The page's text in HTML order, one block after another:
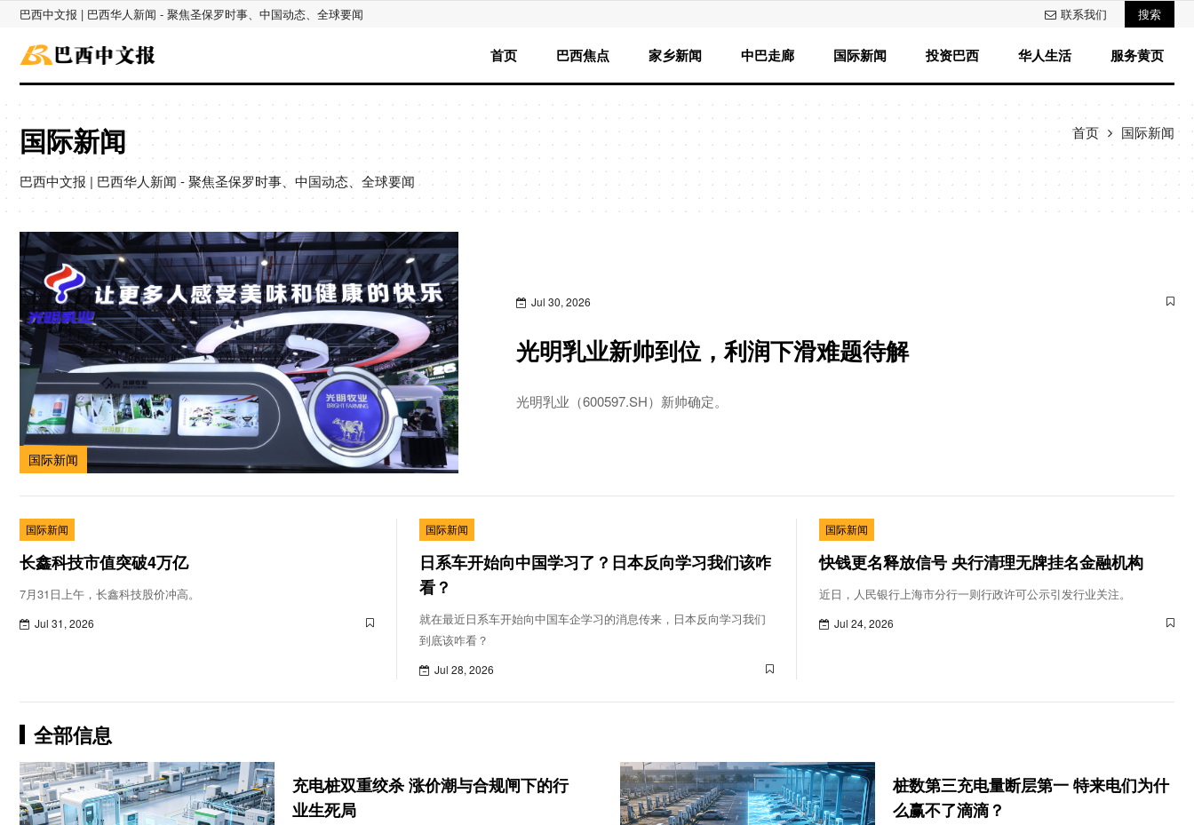
巴西中文报 | 巴西华人新闻 - 聚焦圣保罗时事、中国动态、全球要闻 联系我们 搜索
首页 巴西焦点 家乡新闻 中巴走廊 国际新闻 投资巴西 华人生活 服务黄页
国际新闻
巴西中文报 | 巴西华人新闻 - 聚焦圣保罗时事、中国动态、全球要闻
首页 国际新闻
国际新闻
Jul 30, 2026
光明乳业新帅到位，利润下滑难题待解
光明乳业（600597.SH）新帅确定。
国际新闻
长鑫科技市值突破4万亿
7月31日上午，长鑫科技股价冲高。
Jul 31, 2026
国际新闻
日系车开始向中国学习了？日本反向学习我们该咋
看？
就在最近日系车开始向中国车企学习的消息传来，日本反向学习我们
到底该咋看？
Jul 28, 2026
国际新闻
快钱更名释放信号 央行清理无牌挂名金融机构
近日，人民银行上海市分行一则行政许可公示引发行业关注。
Jul 24, 2026
全部信息
充电桩双重绞杀 涨价潮与合规闸下的行
业生死局
桩数第三充电量断层第一 特来电们为什
么赢不了滴滴？